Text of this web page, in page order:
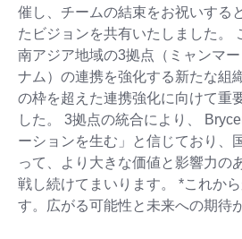
催し、チームの結束をお祝いする
たビジョンを共有いたしました。
南アジア地域の3拠点（ミャンマ
ナム）の連携を強化する新たな組
の枠を超えた連携強化に向けて重
した。 3拠点の統合により、
ーションを生む」と信じており、
って、より大きな価値と影響力の
戦し続けてまいります。 *これか
す。広がる可能性と未来への期待